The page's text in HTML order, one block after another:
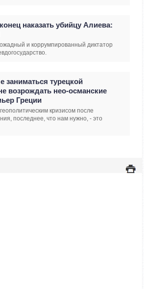
наказать убийцу Алиева:
и коррумпированный диктатор
заниматься турецкой
возрождать нео-османские
Греции
кризисом после
последнее, что нам нужно, - это